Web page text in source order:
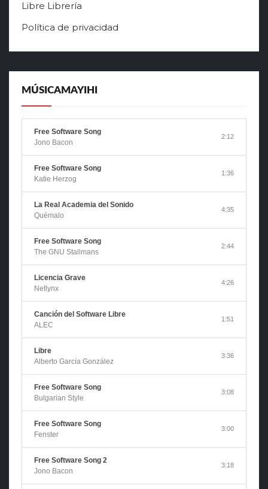
Libre Librería
Política de privacidad
MÚSICAMAYIHI
Free Software Song
Jono Bacon
2:12
Free Software Song
Katie Herzog
1:36
La Real Academia del Sonido
Quémalo
4:35
Free Software Song
The GNU Stallmans
2:44
Licencia Grave
Netlynx
4:26
Canción del Software Libre
ALEC
1:51
Libre
Alberto García González
3:36
Free Software Song
Bulgarian Style
3:08
Free Software Song
Fenster
3:00
Free Software Song 2
Jono Bacon
3:18